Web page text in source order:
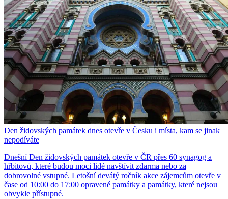
Den židovských památek dnes otevře v Česku i místa, kam se jinak
nepodíváte
Dnešní Den židovských památek otevře v ČR přes 60 synagog a
hřbitovů, které budou moci lidé navštívit zdarma nebo za
dobrovolné vstupné. Letošní devátý ročník akce zájemcům otevře v
čase od 10:00 do 17:00 opravené památky a památky, které nejsou
obvykle přístupné.